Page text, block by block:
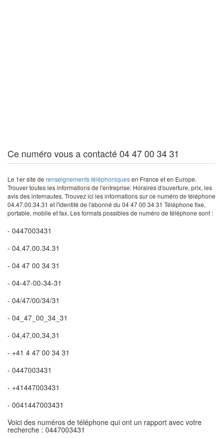
Ce numéro vous a contacté 04 47 00 34 31
Le 1er site de renseignements téléphoniquesen France et en Europe.
Trouver toutes les informations de l'entreprise: Horaires d'ouverture, prix, les
avis des internautes. Trouvez ici les informations sur ce numéro de téléphone
04.47.00.34.31 et l'identité de l'abonné du 04 47 00 34 31 Téléphone fixe,
portable, mobile et fax. Les formats possibles de numéro de téléphone sont :
- 0447003431
- 04.47.00.34.31
- 04 47 00 34 31
- 04-47-00-34-31
- 04/47/00/34/31
- 04_47_00_34_31
- 04,47,00,34,31
- +41 4 47 00 34 31
- 0447003431
- +41447003431
- 0041447003431
Voici des numéros de téléphone qui ont un rapport avec votre
recherche : 0447003431